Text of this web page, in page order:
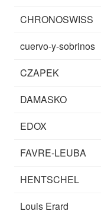
CHRONOSWISS
cuervo-y-sobrinos
CZAPEK
DAMASKO
EDOX
FAVRE-LEUBA
HENTSCHEL
Louis Erard